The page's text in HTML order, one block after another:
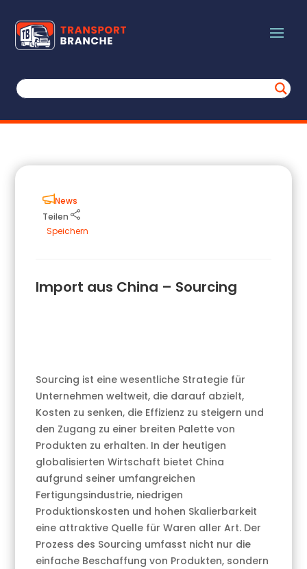
News
Teilen
Speichern
Import aus China – Sourcing
Sourcing ist eine wesentliche Strategie für
Unternehmen weltweit, die darauf abzielt,
Kosten zu senken, die Effizienz zu steigern und
den Zugang zu einer breiten Palette von
Produkten zu erhalten. In der heutigen
globalisierten Wirtschaft bietet China
aufgrund seiner umfangreichen
Fertigungsindustrie, niedrigen
Produktionskosten und hohen Skalierbarkeit
eine attraktive Quelle für Waren aller Art. Der
Prozess des Sourcing umfasst nicht nur die
einfache Beschaffung von Produkten, sondern